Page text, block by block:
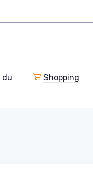
du
Shopping